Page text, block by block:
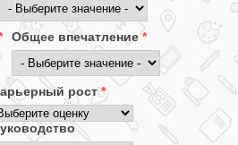
Общее впечатление*
рост*